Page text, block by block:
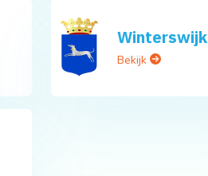
Winterswijk
Bekijk